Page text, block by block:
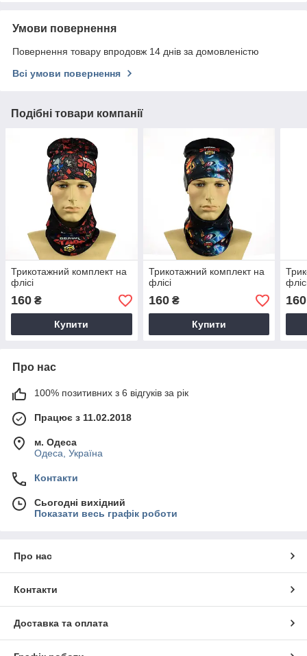
Умови повернення
Повернення товару впродовж 14 днів за домовленістю
Всі умови повернення
Подібні товари компанії
Трикотажний комплект на
флісі
160 ₴
Купити
Трикотажний комплект на
флісі
160₴
Купити
160
Про нас
100% позитивних з 6 відгуків за рік
Працює з 11.02.2018
м. Одеса
Одеса, Україна
Контакти
Сьогодні вихідний
Показати весь графік роботи
Про нас
Контакти
Доставка та оплата